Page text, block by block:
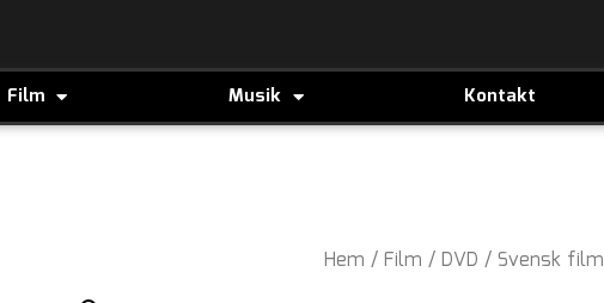
Film Musik Kontakt
Hem / Film / DVD / Svensk film